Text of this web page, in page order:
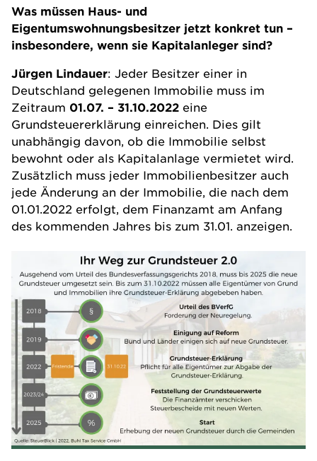
Was müssen Haus- und
Eigentumswohnungsbesitzer jetzt konkret tun –
insbesondere, wenn sie Kapitalanleger sind?
Jürgen Lindauer: Jeder Besitzer einer in
Deutschland gelegenen Immobilie muss im
Zeitraum 01.07. – 31.10.2022 eine
Grundsteuererklärung einreichen. Dies gilt
unabhängig davon, ob die Immobilie selbst
bewohnt oder als Kapitalanlage vermietet wird.
Zusätzlich muss jeder Immobilienbesitzer auch
jede Änderung an der Immobilie, die nach dem
01.01.2022 erfolgt, dem Finanzamt am Anfang
des kommenden Jahres bis zum 31.01. anzeigen.